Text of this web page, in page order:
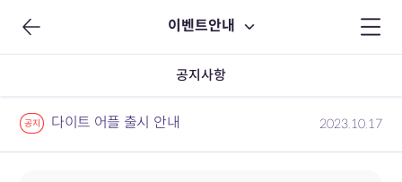
이벤트안내
공지사항
공지 다이트 어플 출시 안내 2023.10.17